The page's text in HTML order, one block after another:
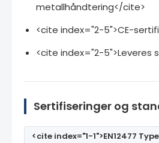
metallhåndtering</cite>
<cite index="2-5">CE-
<cite index="2-5">Leveres
Sertifiseringer og
<cite index="1-1">EN12477